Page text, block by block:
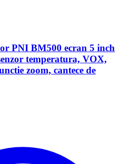
PNI BM500 ecran 5 inch
temperatura, VOX,
zoom, cantece de